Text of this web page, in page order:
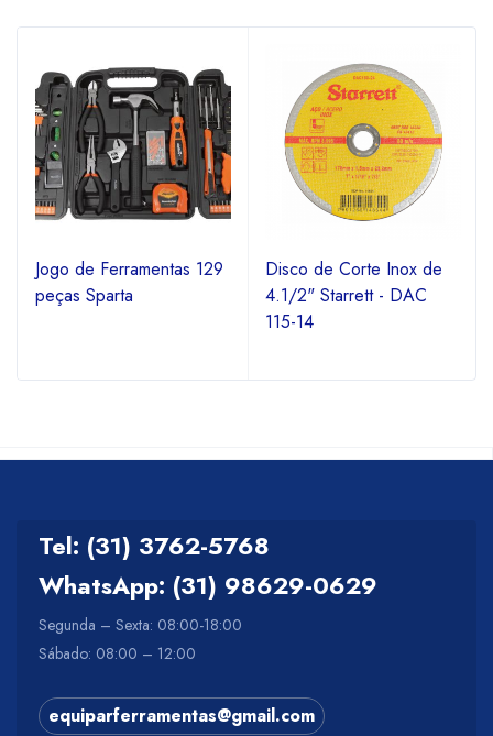
Jogo de Ferramentas 129
peças Sparta
Disco de Corte Inox de
4.1/2" Starrett - DAC
115-14
Tel: (31) 3762-5768
WhatsApp: (31) 98629-0629
Segunda – Sexta: 08:00-18:00
Sábado: 08:00 – 12:00
equiparferramentas@gmail.com